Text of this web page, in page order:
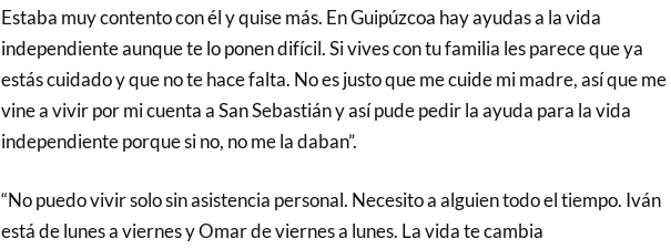
Estaba muy contento con él y quise más. En Guipúzcoa hay ayudas a la vida
independiente aunque te lo ponen difícil. Si vives con tu familia les parece que ya
estás cuidado y que no te hace falta. No es justo que me cuide mi madre, así que me
vine a vivir por mi cuenta a San Sebastián y así pude pedir la ayuda para la vida
independiente porque si no, no me la daban”.
“No puedo vivir solo sin asistencia personal. Necesito a alguien todo el tiempo. Iván
está de lunes a viernes y Omar de viernes a lunes. La vida te cambia